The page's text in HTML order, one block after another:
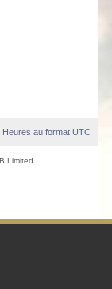
Heures au formatUTC
Limited